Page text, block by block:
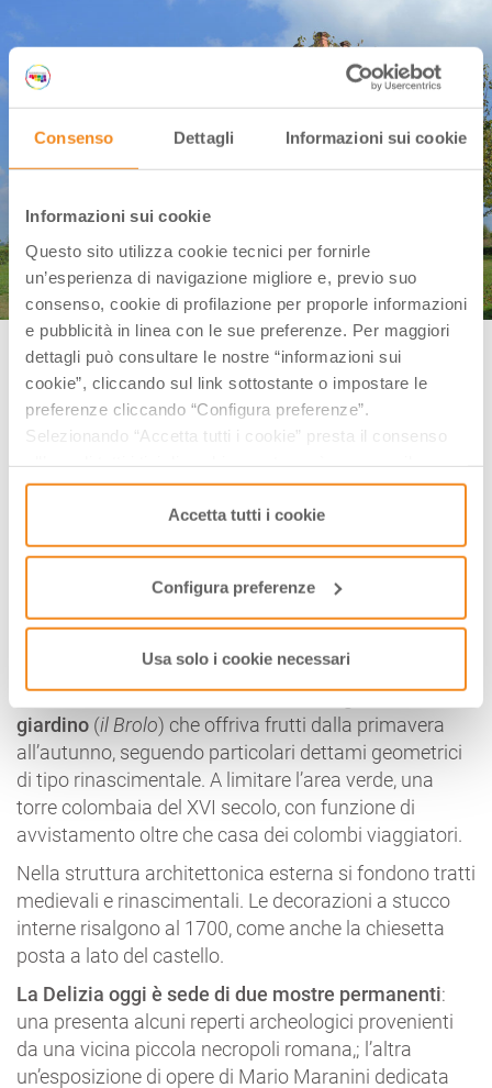
Consenso Dettagli Informazioni sui cookie
Informazioni sui cookie
Questo sito utilizza cookie tecnici per fornirle
un’esperienza di navigazione migliore e, previo suo
consenso, cookie di profilazione per proporle informazioni
e pubblicità in linea con le sue preferenze. Per maggiori
dettagli può consultare le nostre “informazioni sui
cookie”, cliccando sul link sottostante o impostare le
preferenze cliccando “Configura preferenze”.
Selezionando “Accetta tutti i cookie” presta il consenso
consenso cliccando su “Usa solo i cookie necessari” e
saranno attivati i soli cookie tecnici necessari al corretto
funzionamento del sito.
Accetta tutti i cookie
Configura preferenze
Usa solo i cookie necessari
Portomaggiore (FE), Delizia del Verginese | Credit: Biancamaria Rizzoli,
via Wikimedia
Originariamente costruita come casale di campagna
(a oggi non vi sono notizie certe sulla sua
fondazione), laDelizia del
Verginese
richiama un canale posto nelle vicinanze –
trasformata in residenza ducale nel primo
cinquecento dal duca Alfonso I d’Este
sua amante Laura Eustochia Dianti (1534) dopo la
morte della moglie Lucrezia Borgia.
La Delizia si presenta comeun piccolo “castello”
ornato di merliecircondato da un magnifico
giardino (il Brolo) che offriva frutti dalla primavera
all’autunno, seguendo particolari dettami geometrici
di tipo rinascimentale. A limitare l’area verde, una
torre colombaia del XVI secolo, con funzione di
avvistamento oltre che casa dei colombi viaggiatori.
Nella struttura architettonica esterna si fondono tratti
medievali e rinascimentali. Le decorazioni a stucco
interne risalgono al 1700, come anche la chiesetta
posta a lato del castello.
La Delizia oggi è sede di due mostre permanenti:
una presenta alcuni reperti archeologici provenienti
da una vicina piccola necropoli romana,; l’altra
un’esposizione di opere di Mario Maranini dedicata